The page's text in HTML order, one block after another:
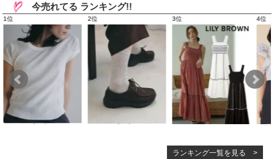
今売れてる ランキング!!
ランキング一覧を見る >